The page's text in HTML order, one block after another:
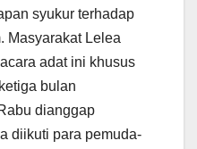
syukur terhadap
Masyarakat Lelea
adat ini khusus
bulan
dianggap
diikuti para pemuda-